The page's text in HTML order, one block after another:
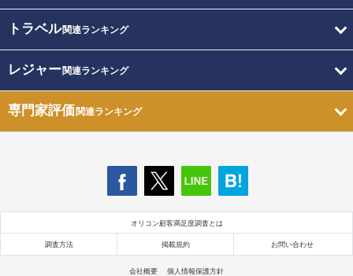
トラベル関連ランキング
レジャー関連ランキング
専門家評価関連ランキング
オリコン顧客満足度調査とは
調査方法 掲載規約 お問い合わせ
会社概要 個人情報保護方針